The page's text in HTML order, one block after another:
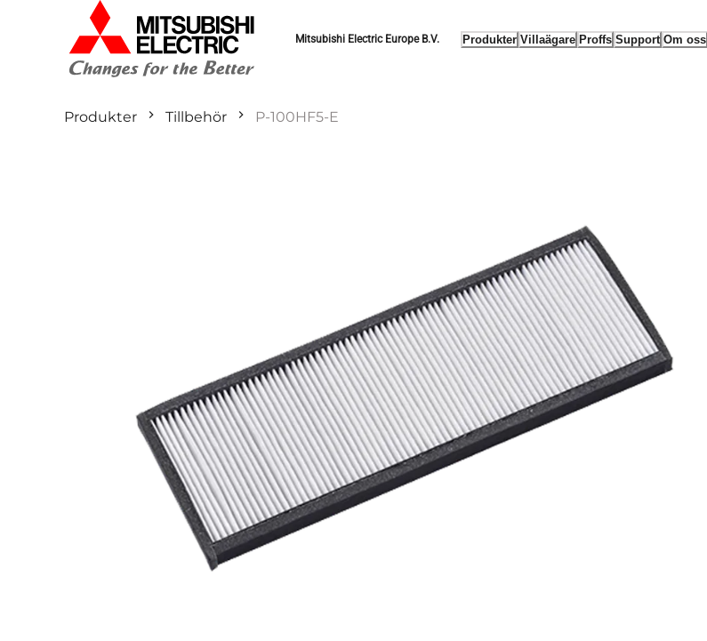
Mitsubishi Electric Europe B.V. Produkter Villaägare Proffs Support Om oss
Produkter Tillbehör P-100HF5-E